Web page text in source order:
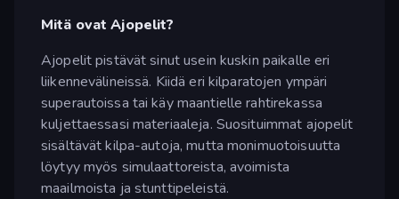
Mitä ovat Ajopelit?
Ajopelit pistävät sinut usein kuskin paikalle eri
liikennevälineissä. Kiidä eri kilparatojen ympäri
superautoissa tai käy maantielle rahtirekassa
kuljettaessasi materiaaleja. Suosituimmat ajopelit
sisältävät kilpa-autoja, mutta monimuotoisuutta
löytyy myös simulaattoreista, avoimista
maailmoista ja stunttipeleistä.